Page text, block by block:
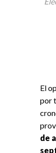
El
por
de